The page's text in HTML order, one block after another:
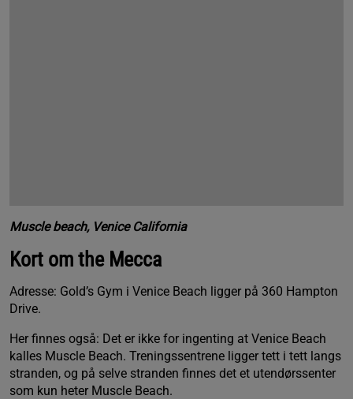
Muscle beach, Venice California
Kort om the Mecca
Adresse: Gold’s Gym i Venice Beach ligger på 360 Hampton
Drive.
Her finnes også: Det er ikke for ingenting at Venice Beach
kalles Muscle Beach. Treningssentrene ligger tett i tett langs
stranden, og på selve stranden finnes det et utendørssenter
som kun heter Muscle Beach.